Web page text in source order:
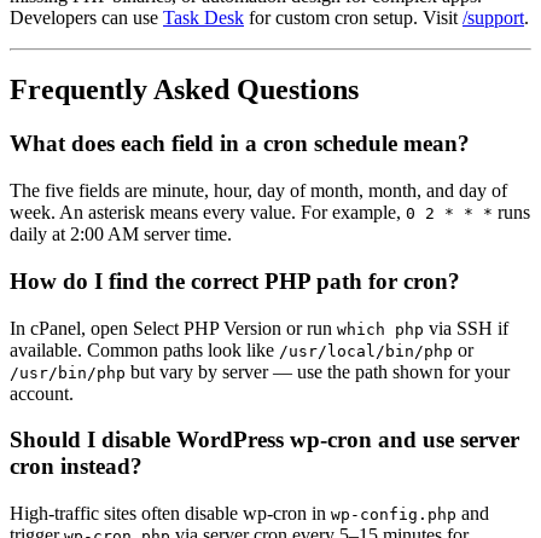
Developers can use Task Desk for custom cron setup. Visit /support.
Frequently Asked Questions
What does each field in a cron schedule mean?
The five fields are minute, hour, day of month, month, and day of
week. An asterisk means every value. For example, 0 2 * * * runs
daily at 2:00 AM server time.
How do I find the correct PHP path for cron?
In cPanel, open Select PHP Version or run which php via SSH if
available. Common paths look like /usr/local/bin/php or
/usr/bin/php but vary by server — use the path shown for your
account.
Should I disable WordPress wp-cron and use server
cron instead?
High-traffic sites often disable wp-cron in wp-config.php and